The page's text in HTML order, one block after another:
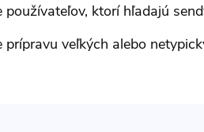
používateľov, ktorí hľadajú
prípravu veľkých alebo